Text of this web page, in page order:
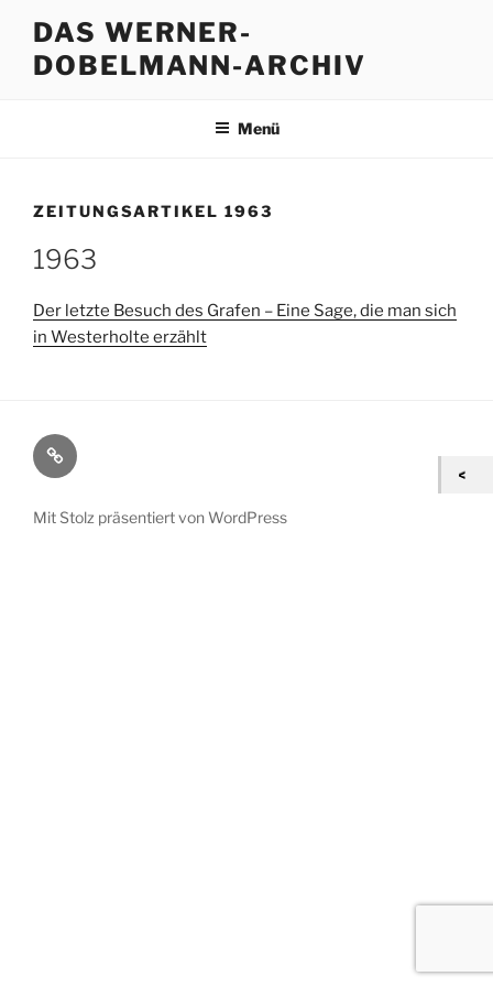
Inhalt
springen
DAS WERNER-
DOBELMANN-ARCHIV
Menü
ZEITUNGSARTIKEL 1963
1963
Der letzte Besuch des Grafen – Eine Sage, die man sich
in Westerholte erzählt
Kontakt
/
Mit Stolz präsentiert von WordPress